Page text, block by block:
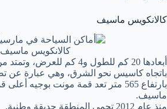
كالانكويس ماسيف
كالانكويس ماسيف
أبعادها 20 كم للطول و4 كم
باتجاه كاسيس نحو الشرق، وهي عبارة عن
بارتفاع 565 متر تعد قمة مونت بوجيه
ماسيف.
منذ عام 2012 تحمي المنطقة حديقة وطنية.